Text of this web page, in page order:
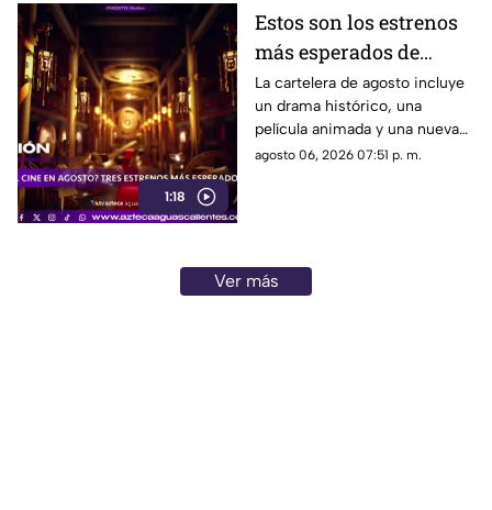
1:18
Estos son los estrenos
más esperados de
agosto
La cartelera de agosto incluye
un drama histórico, una
película animada y una nueva
entrega de terror para distintos
agosto 06, 2026 07:51 p. m.
Ver más